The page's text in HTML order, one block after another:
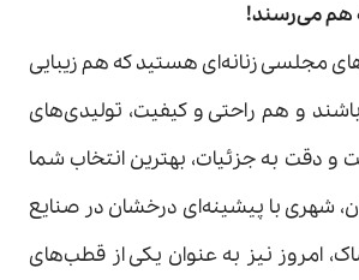
هم می‌رسند!
مجلسی زنانه‌ای هستید که هم زیبایی
و هم راحتی و کیفیت، تولیدی‌های
و دقت به جزئیات، بهترین انتخاب شما
شهری با پیشینه‌ای درخشان در صنایع
امروز نیز به عنوان یکی از قطب‌های